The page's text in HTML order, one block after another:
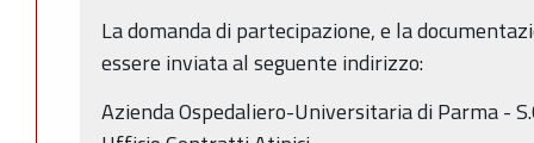
La domanda di partecipazione, e la
essere inviata al seguente indirizzo:
Azienda Ospedaliero-Universitaria di Parma -